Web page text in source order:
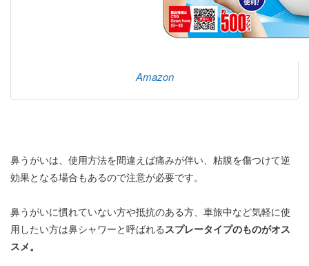
Amazon
鼻うがいは、使用方法を間違えば痛みが伴い、粘膜を傷つけて逆
効果となる場合もあるので注意が必要です。
鼻うがいに慣れていない方や抵抗のある方、車旅中など気軽に使
用したい方は鼻シャワーと呼ばれるスプレータイプのものがオス
スメ。